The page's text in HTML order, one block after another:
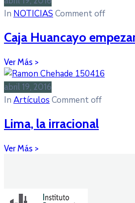
In NOTICIAS Comment off
Caja Huancayo
abril 19, 2016
In Artículos Comment off
Lima, la irracional